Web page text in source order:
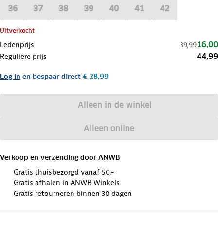
36 37 38 39 40 41 42
Uitverkocht
Ledenprijs 39,9916,00
Reguliere prijs 44,99
Log in en bespaar direct € 28,99
Alleen in de winkel
Alleen online
Verkoop en verzending door ANWB
Gratis thuisbezorgd vanaf 50,-
Gratis afhalen in ANWB Winkels
Gratis retourneren binnen 30 dagen